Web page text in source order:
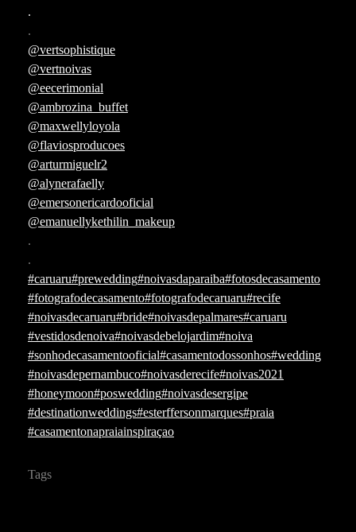
.
.
@vertsophistique
@vertnoivas
@eecerimonial
@ambrozina_buffet
@maxwellyloyola
@flaviosproducoes
@arturmiguelr2
@alynerafaelly
@emersonericardooficial
@emanuellykethilin_makeup
.
.
#caruaru#prewedding#noivasdaparaiba#fotosdecasamento
#fotografodecasamento#fotografodecaruaru#recife
#noivasdecaruaru#bride#noivasdepalmares#caruaru
#vestidosdenoiva#noivasdebelojardim#noiva
#sonhodecasamentooficial#casamentodossonhos#wedding
#noivasdepernambuco#noivasderecife#noivas2021
#honeymoon#poswedding#noivasdesergipe
#destinationweddings#esterffersonmarques#praia
#casamentonapraiainspiraçao
Tags